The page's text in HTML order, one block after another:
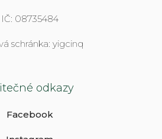
IČ: 08735484
schránka: yigcinq
odkazy
Facebook